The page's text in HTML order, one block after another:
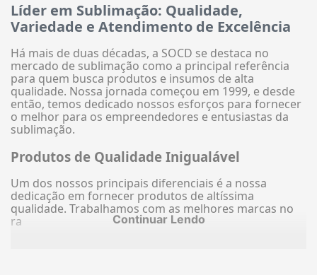
Líder em Sublimação: Qualidade,
Variedade e Atendimento de Excelência
Há mais de duas décadas, a SOCD se destaca no
mercado de sublimação como a principal referência
para quem busca produtos e insumos de alta
qualidade. Nossa jornada começou em 1999, e desde
então, temos dedicado nossos esforços para fornecer
o melhor para os empreendedores e entusiastas da
sublimação.
Produtos de Qualidade Inigualável
Um dos nossos principais diferenciais é a nossa
dedicação em fornecer produtos de altíssima
qualidade. Trabalhamos com as melhores marcas no
ra
Continuar Lendo